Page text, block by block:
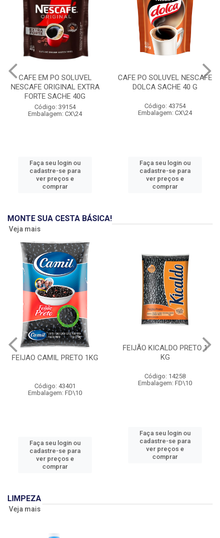
CAFE EM PO SOLUVEL
NESCAFE ORIGINAL EXTRA
FORTE SACHE 40G
Código: 39154
Embalagem: CX\24
Faça seu login ou
cadastre-se para
ver preços e
comprar
CAFE PO SOLUVEL NESCAFE
DOLCA SACHE 40 G
Código: 43754
Embalagem: CX\24
Faça seu login ou
cadastre-se para
ver preços e
comprar
MONTE SUA CESTA BÁSICA!
Veja mais
FEIJAO CAMIL PRETO 1KG
Código: 43401
Embalagem: FD\10
Faça seu login ou
cadastre-se para
ver preços e
comprar
FEIJÃO KICALDO PRETO 1
KG
Código: 14258
Embalagem: FD\10
Faça seu login ou
cadastre-se para
ver preços e
comprar
LIMPEZA
Veja mais